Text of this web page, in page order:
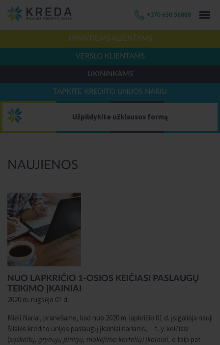
+370 650 56888
PRIVATIEMS KLIENTAMS
VERSLO KLIENTAMS
ŪKININKAMS
TAPKITE KREDITO UNIJOS NARIU
Užpildykite užklausos formą
NAUJIENOS
NUO LAPKRIČIO 1-OSIOS KEIČIASI PASLAUGŲ
TEIKIMO ĮKAINIAI
2020 m. rugsėjo 01 d.
Mieli Nariai, pranešame, kad nuo 2020 m. lapkričio 01 d. įsigalioja nauji
Šilalės kredito unijos paslaugų įkainiai nariams, t. y. keičiasi
(sąskaitų, grynųjų pinigų, mokėjimo kortelių) įkainiai, o taip pat